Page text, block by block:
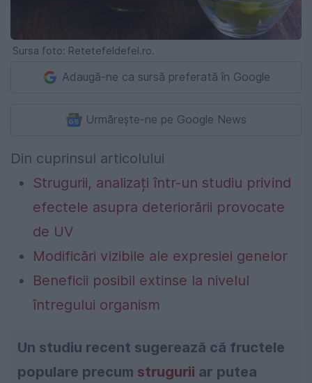
Sursa foto: Retetefeldefel.ro.
Adaugă-ne ca sursă preferată în Google
Urmărește-ne pe Google News
Din cuprinsul articolului
Strugurii, analizați într-un studiu privind
efectele asupra deteriorării provocate
de UV
Modificări vizibile ale expresiei genelor
Beneficii posibil extinse la nivelul
întregului organism
Un studiu recent sugerează că fructele
populare precum strugurii ar putea